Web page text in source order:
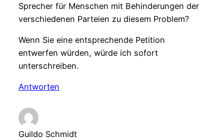
Sprecher für Menschen mit Behinderungen der
verschiedenen Parteien zu diesem Problem?
Wenn Sie eine entsprechende Petition
entwerfen würden, würde ich sofort
unterschreiben.
Antworten
Guildo Schmidt